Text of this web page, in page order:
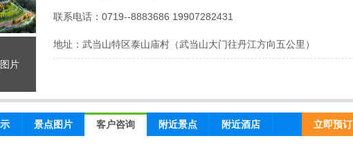
片
联系电话：0719--8883686 19907282431
地址：武当山特区泰山庙村（武当山大门往丹江方向五公里）
景点图片 客户咨询 附近景点 附近酒店 立即预订